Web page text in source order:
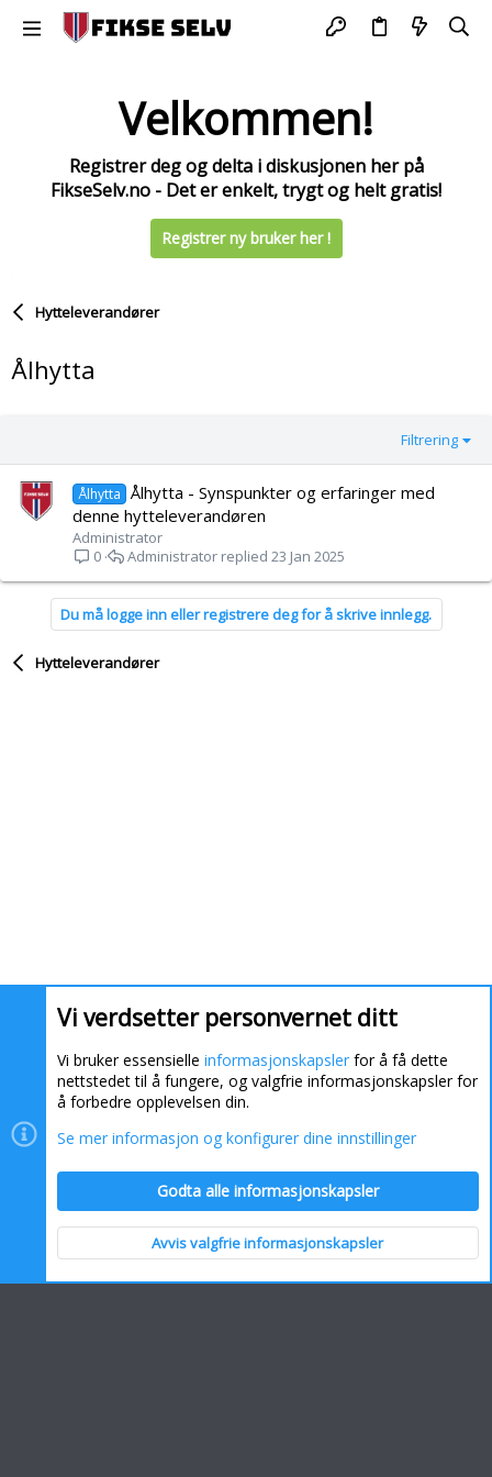
Velkommen!
Registrer deg og delta i diskusjonen her på
FikseSelv.no - Det er enkelt, trygt og helt gratis!
Registrer ny bruker her !
Hytteleverandører
Ålhytta
Filtrering
Ålhytta
Ålhytta - Synspunkter og erfaringer med
denne hytteleverandøren
Administrator
0
23 Jan 2025
Administrator
Du må logge inn eller registrere deg for å skrive innlegg.
Hytteleverandører
Informasjonskapsler Kontakt oss Hjelp
Topp Bunn
Vi verdsetter personvernet ditt
Vi bruker essensielle informasjonskapsler for å få dette
nettstedet til å fungere, og valgfrie informasjonskapsler for
å forbedre opplevelsen din.
Se mer informasjon og konfigurer dine innstillinger
Godta alle informasjonskapsler
Avvis valgfrie informasjonskapsler